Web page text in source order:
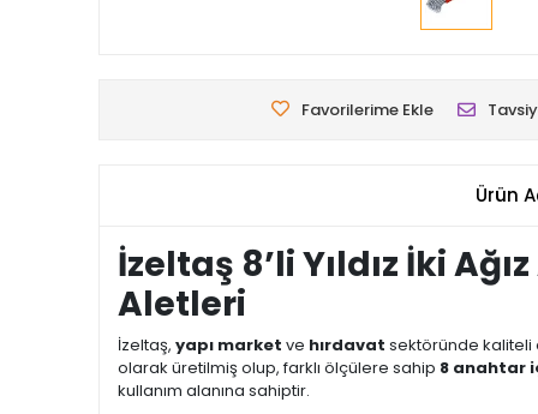
Favorilerime Ekle
Ürün
İzeltaş 8’li Yıldız İki
Aletleri
İzeltaş, yapı market ve hırdavat sektöründe kaliteli
olarak üretilmiş olup, farklı ölçülere sahip 8 anahtar
kullanım alanına sahiptir.